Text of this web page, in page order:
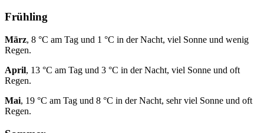
Frühling
März, 8 °C am Tag und 1 °C in der Nacht, viel Sonne und wenig
Regen.
April, 13 °C am Tag und 3 °C in der Nacht, viel Sonne und oft
Regen.
Mai, 19 °C am Tag und 8 °C in der Nacht, sehr viel Sonne und oft
Regen.